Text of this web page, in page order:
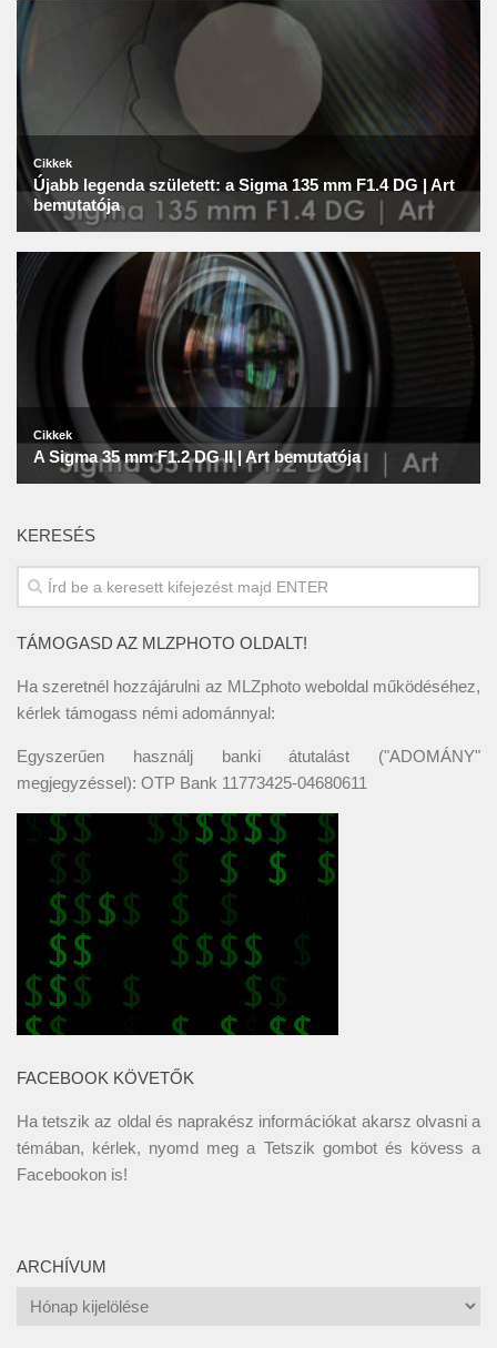
KERESÉS
TÁMOGASD AZ MLZPHOTO OLDALT!
Ha szeretnél hozzájárulni az MLZphoto weboldal működéséhez,
kérlek támogass némi adománnyal:
Egyszerűen használj banki átutalást ("ADOMÁNY"
megjegyzéssel): OTP Bank 11773425-04680611
FACEBOOK KÖVETŐK
Ha tetszik az oldal és naprakész információkat akarsz olvasni a
témában, kérlek, nyomd meg a Tetszik gombot és kövess a
Facebookon is!
ARCHÍVUM
Archívum